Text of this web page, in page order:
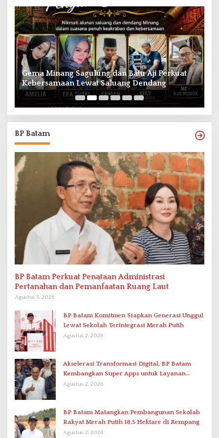
Gema Minang Sagulung dan Batu Aji Perkuat
Kebersamaan Lewat Saluang Dendang
BP Batam
BP Batam Perkuat Penataan Administrasi
Pertanahan dan Pemanfaatan Ruang Laut
Agustus 5, 2026
BP Batam Komitmen Siapkan Generasi Unggul
Lewat Sekolah Terintegrasi Merah Putih
Agustus 2, 2026
Akselerasi Transformasi Digital, BP Batam
Kembangkan Super Apps untuk Layanan
Terpadu
Agustus 2, 2026
BP Batam Matangkan Pembangunan Sekolah
Rakyat Merah Putih 18,5 Hektare di Rempang
Agustus 2, 2026